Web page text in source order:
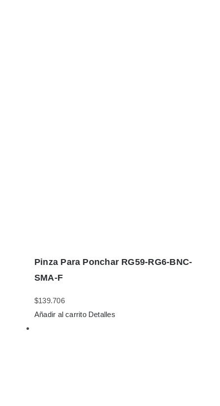
Pinza Para Ponchar RG59-RG6-BNC-
SMA-F
$139.706
Añadir al carrito Detalles